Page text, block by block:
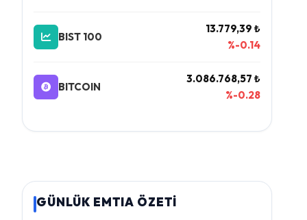
BIST 100
13.779,39 ₺
%-0.14
BITCOIN
3.086.768,57 ₺
%-0.28
GÜNLÜK EMTIA ÖZETİ